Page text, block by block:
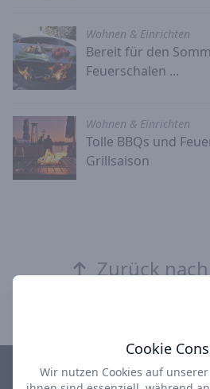
Wohnen & Einrichten
Bereit für den
Feuerschalen ...
Wohnen & Einrichten
Tolle BBQs und
Grillsaison
Zurück
Cookie
Wir nutzen Cookies auf